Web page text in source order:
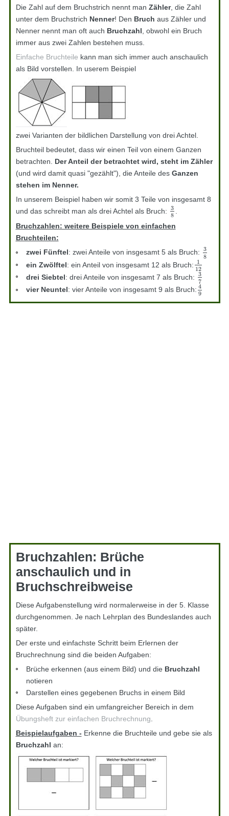
Die Zahl auf dem Bruchstrich nennt man Zähler, die Zahl
unter dem Bruchstrich Nenner! Den Bruch aus Zähler und
Nenner nennt man oft auch Bruchzahl , obwohl ein Bruch
immer aus zwei Zahlen bestehen muss.
Einfache Bruchteile kann man sich immer auch anschaulich
als Bild vorstellen. In userem Beispiel
zwei Varianten der bildlichen Darstellung von drei Achtel.
Bruchteil bedeutet, dass wir einen Teil von einem Ganzen
betrachten. Der Anteil der betrachtet wird, steht im Zähler
(und wird damit quasi "gezählt"), die Anteile des Ganzen
stehen im Nenner.
In unserem Beispiel haben wir somit 3 Teile von insgesamt 8
und das schreibt man als drei Achtel als Bruch: 3
8
38.
Bruchzahlen: weitere Beispiele von einfachen
Bruchteilen:
zwei Fünftel : zwei Anteile von insgesamt 5 als Bruch: 3
8
38
ein Zwölftel: ein Anteil von insgesamt 12 als Bruch: 1
12
112
drei Siebtel: drei Anteile von insgesamt 7 als Bruch: 3
7
37
vier Neuntel: vier Anteile von insgesamt 9 als Bruch: 4
9
49
Bruchzahlen: Brüche
anschaulich und in
Bruchschreibweise
Diese Aufgabenstellung wird normalerweise in der 5. Klasse
durchgenommen. Je nach Lehrplan des Bundeslandes auch
später.
Der erste und einfachste Schritt beim Erlernen der
Bruchrechnung sind die beiden Aufgaben:
Brüche erkennen (aus einem Bild) und die Bruchzahl
notieren
Darstellen eines gegebenen Bruchs in einem Bild
Diese Aufgaben sind ein umfangreicher Bereich in dem
Übungsheft zur einfachen Bruchrechnung
Beispielaufgaben - Erkenne die Bruchteile und gebe sie als
Bruchzahl an: